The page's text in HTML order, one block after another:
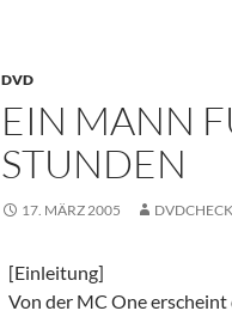
DVD
EIN MANN
STUNDEN
17. MÄRZ 2005 DVDCHECK
[Einleitung]
Von der MC One erscheint